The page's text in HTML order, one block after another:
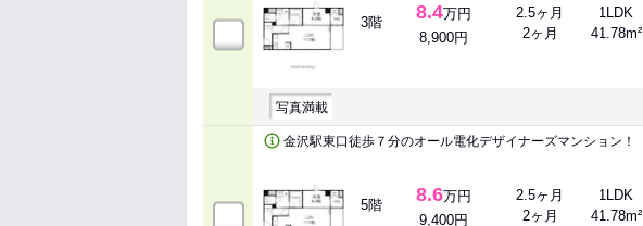
3階 8.4万円
8,900円
2.5ヶ月
2ヶ月
1LDK
41.78m²
写真満載
金沢駅東口徒歩７分のオール電化デザイナーズマンション！
5階 8.6万円
9,400円
2.5ヶ月
2ヶ月
1LDK
41.78m²